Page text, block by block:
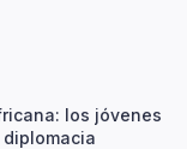
los jóvenes